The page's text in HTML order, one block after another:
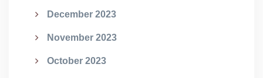
December 2023
November 2023
October 2023